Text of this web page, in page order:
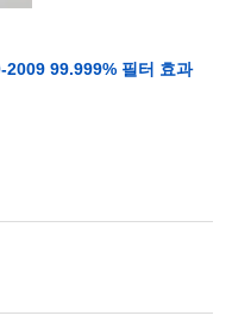
2009 99.999% 필터 효과